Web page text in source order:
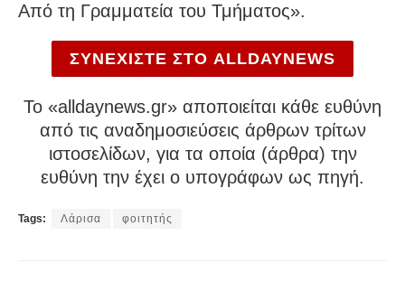
Από τη Γραμματεία του Τμήματος».
ΣΥΝΕΧΙΣΤΕ ΣΤΟ ALLDAYNEWS
To «alldaynews.gr» αποποιείται κάθε ευθύνη
από τις αναδημοσιεύσεις άρθρων τρίτων
ιστοσελίδων, για τα οποία (άρθρα) την
ευθύνη την έχει ο υπογράφων ως πηγή.
Tags: Λάρισα φοιτητής